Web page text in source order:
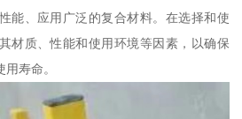
能、应用广泛的复合材料。在选择和使
材质、性能和使用环境等因素，以确保
寿命。